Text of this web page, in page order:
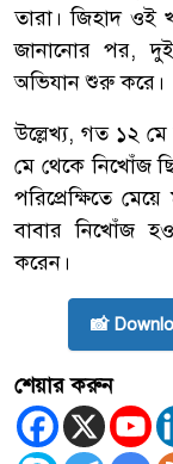
তারা। জিহাদ ওই
জানানোর পর,
অভিযান শুরু করে।
উল্লেখ্য, গত ১২
মে থেকে নিখোঁজ
পরিপ্রেক্ষিতে
বাবার নিখোঁজ
করেন।
📸
শেয়ার করুন